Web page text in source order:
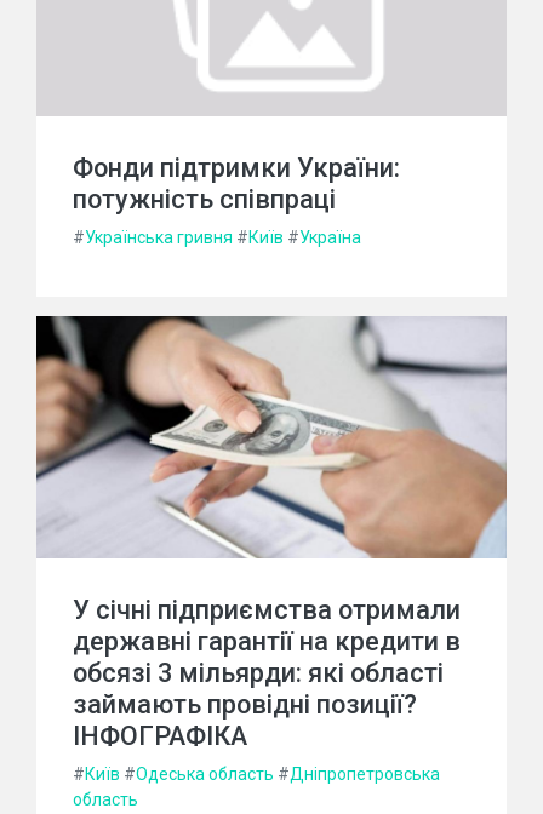
Фонди підтримки України:
потужність співпраці
#Українська гривня #Київ #Україна
У січні підприємства отримали
державні гарантії на кредити в
обсязі 3 мільярди: які області
займають провідні позиції?
ІНФОГРАФІКА
#Київ #Одеська область #Дніпропетровська
область